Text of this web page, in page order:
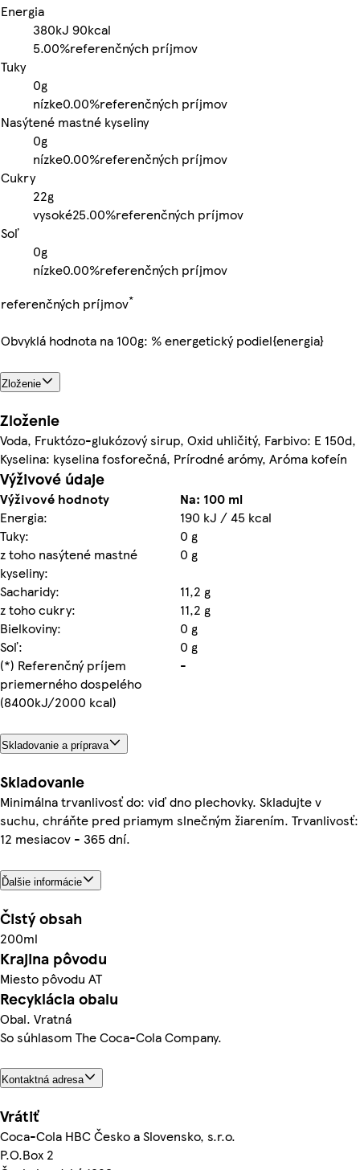
Energia
380kJ 90kcal
5.00%referenčných príjmov
Tuky
0g
nízke0.00%referenčných príjmov
Nasýtené mastné kyseliny
0g
nízke0.00%referenčných príjmov
Cukry
22g
vysoké25.00%referenčných príjmov
Soľ
0g
nízke0.00%referenčných príjmov
referenčných príjmov*
Obvyklá hodnota na 100g: % energetický podiel{energia}
Zloženie
Zloženie
Voda, Fruktózo-glukózový sirup, Oxid uhličitý, Farbivo: E 150d,
Kyselina: kyselina fosforečná, Prírodné arómy, Aróma kofeín
Výživové údaje
Výživové hodnoty
Na: 100 ml
Energia:
190 kJ / 45 kcal
Tuky:
0 g
z toho nasýtené mastné
kyseliny:
0 g
Sacharidy:
11,2 g
z toho cukry:
11,2 g
Bielkoviny:
0 g
Soľ:
0 g
(*) Referenčný príjem
priemerného dospelého
(8400kJ/2000 kcal)
-
Skladovanie a príprava
Skladovanie
Minimálna trvanlivosť do: viď dno plechovky. Skladujte v
suchu, chráňte pred priamym slnečným žiarením. Trvanlivosť:
12 mesiacov - 365 dní.
Ďalšie informácie
Čistý obsah
200ml
Krajina pôvodu
Miesto pôvodu AT
Recyklácia obalu
Obal. Vratná
So súhlasom The Coca-Cola Company.
Kontaktná adresa
Vrátiť
Coca-Cola HBC Česko a Slovensko, s.r.o.
P.O.Box 2